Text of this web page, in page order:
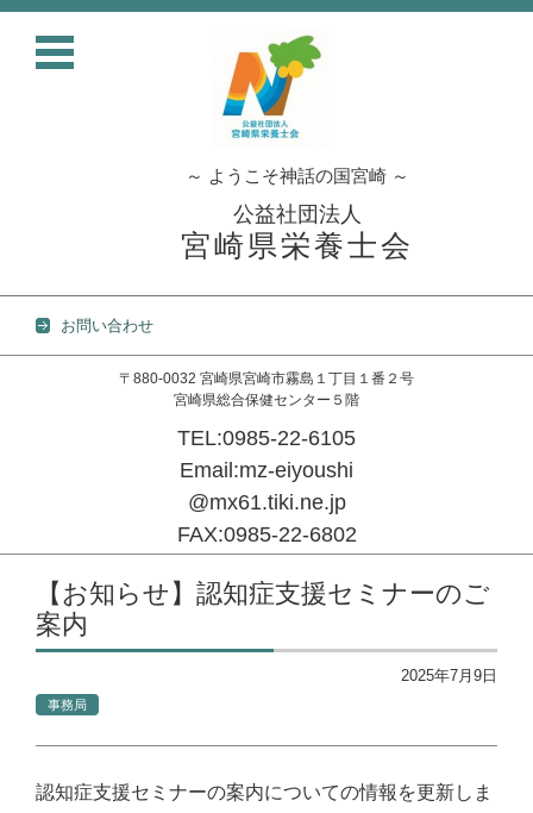
～ ようこそ神話の国宮崎 ～
公益社団法人
宮崎県栄養士会
お問い合わせ
〒880-0032 宮崎県宮崎市霧島１丁目１番２号
宮崎県総合保健センター５階
TEL:0985-22-6105
Email:mz-eiyoushi
@mx61.tiki.ne.jp
FAX:0985-22-6802
コンテンツに移動
【お知らせ】認知症支援セミナーのご
案内
2025年7月9日
事務局
認知症支援セミナーの案内についての情報を更新しま